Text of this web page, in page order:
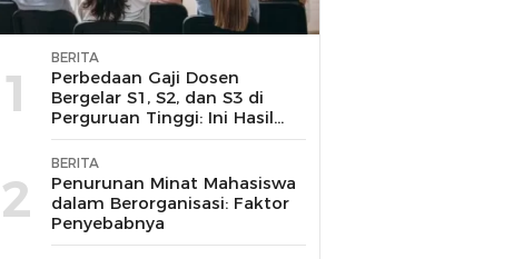
1
BERITA
Perbedaan Gaji Dosen
Bergelar S1, S2, dan S3 di
Perguruan Tinggi: Ini Hasil
Penelusuran
2
BERITA
Penurunan Minat Mahasiswa
dalam Berorganisasi: Faktor
Penyebabnya